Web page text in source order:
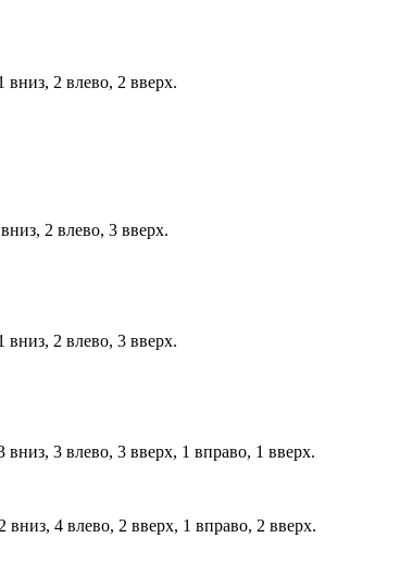
вниз, 2 влево, 2 вверх.
2 влево, 3 вверх.
вниз, 2 влево, 3 вверх.
3 влево, 3 вверх, 1 вправо, 1 вверх.
4 влево, 2 вверх, 1 вправо, 2 вверх.